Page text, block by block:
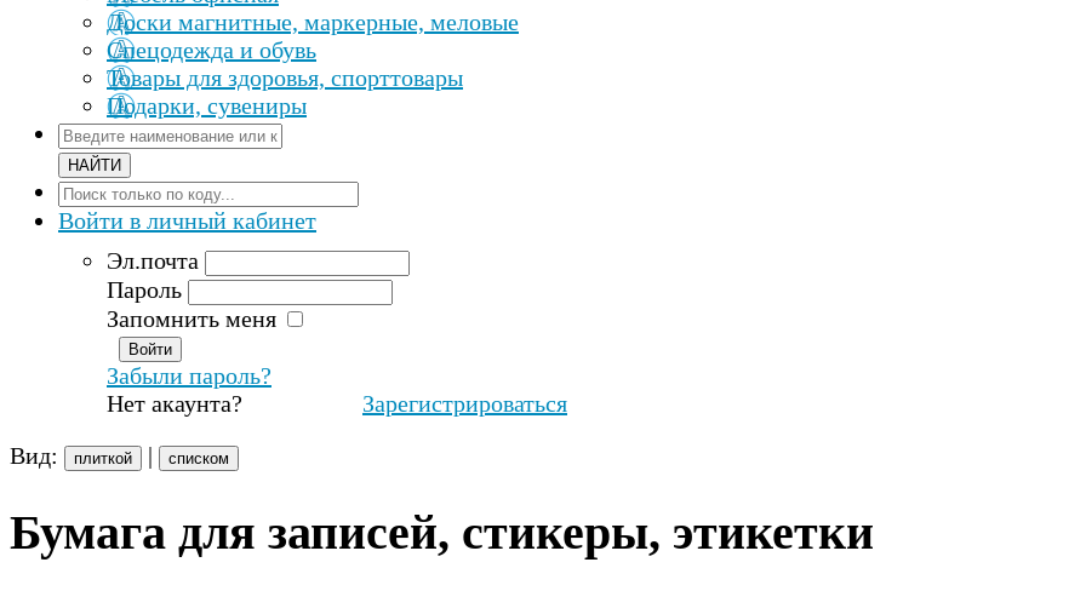
Доски магнитные, маркерные, меловые
Спецодежда и обувь
Товары для здоровья, спорттовары
Подарки, сувениры
Войти в личный кабинет
Эл.почта
Пароль
Запомнить меня
Забыли пароль?
Нет акаунта?
Зарегистрироваться
Вид:
плиткой | списком
Бумага для записей, стикеры, этикетки